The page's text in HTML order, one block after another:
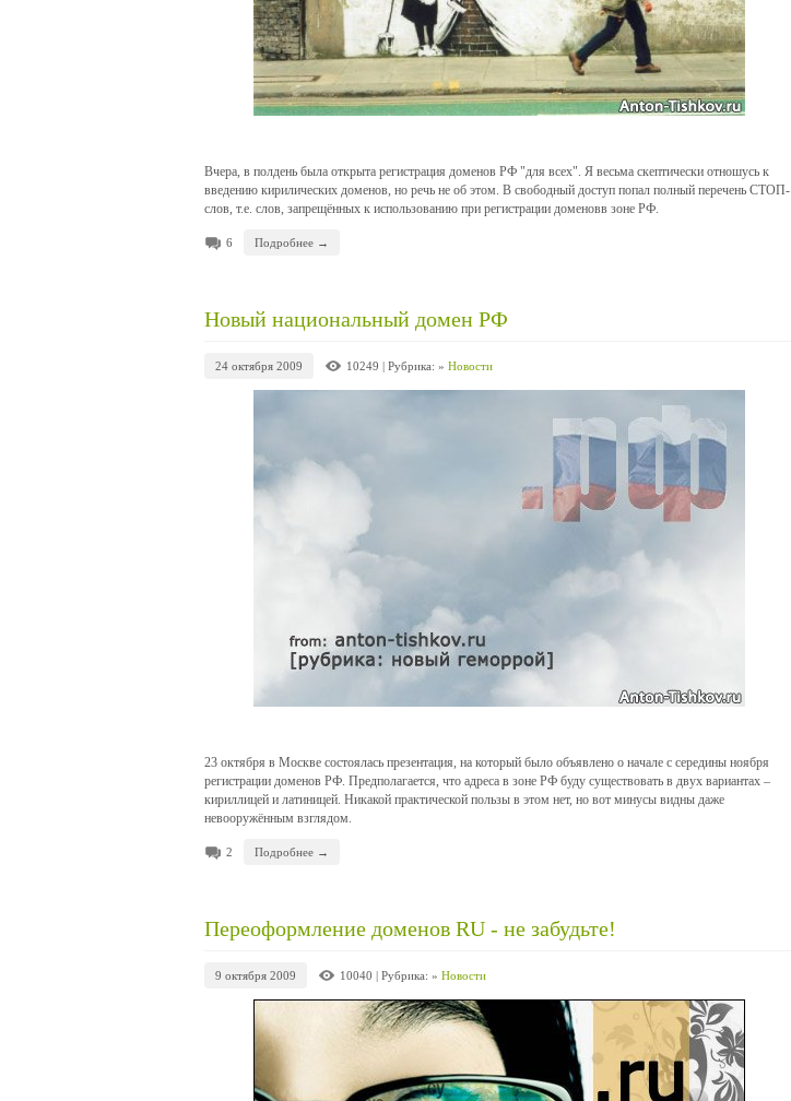
Вчера, в полдень была открыта регистрация доменов РФ "для всех". Я весьма скептически отношусь к
введению кирилических доменов, но речь не об этом. В свободный доступ попал полный перечень СТОП-
слов, т.е. слов, запрещённых к использованию при регистрации доменовв зоне РФ.
6 Подробнее →
Новый национальный домен РФ
24 октября 2009 10249 | Рубрика: » Новости
23 октября в Москве состоялась презентация, на который было объявлено о начале с середины ноября
регистрации доменов РФ. Предполагается, что адреса в зоне РФ буду существовать в двух вариантах –
кириллицей и латиницей. Никакой практической пользы в этом нет, но вот минусы видны даже
невооружённым взглядом.
2 Подробнее →
Переоформление доменов RU - не забудьте!
9 октября 2009 10040 | Рубрика: » Новости